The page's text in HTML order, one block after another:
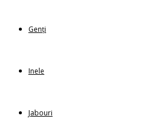
Genți
Inele
Jabouri